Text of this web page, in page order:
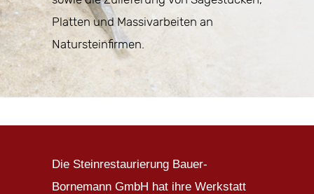
Platten und Massivarbeiten an
Natursteinfirmen.
Die Steinrestaurierung Bauer-
Bornemann GmbH hat ihre Werkstatt